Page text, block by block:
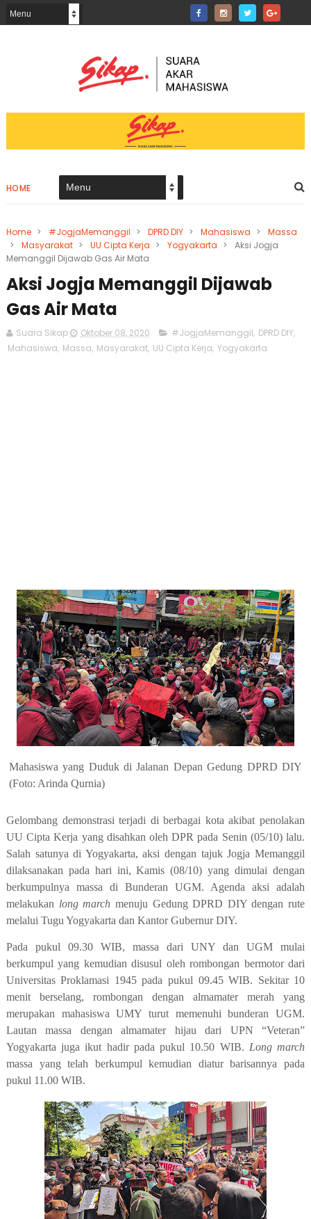
HOME
Home > #JogjaMemanggil > DPRD DIY > Mahasiswa >
Massa
>
Masyarakat > UU Cipta Kerja > Yogyakarta >
Aksi Jogja
Memanggil Dijawab Gas Air Mata
Aksi Jogja Memanggil Dijawab
Gas Air Mata
Suara Sikap Oktober 08, 2020 #JogjaMemanggil, DPRD DIY,
Mahasiswa, Massa, Masyarakat, UU Cipta Kerja, Yogyakarta
Mahasiswa yang Duduk di Jalanan Depan Gedung DPRD DIY
(Foto: Arinda Qurnia)
Gelombang demonstrasi terjadi di berbagai kota akibat penolakan
UU Cipta Kerja yang disahkan oleh DPR pada Senin (05/10) lalu.
Salah satunya di Yogyakarta, aksi dengan tajuk Jogja Memanggil
dilaksanakan pada hari ini, Kamis (08/10) yang dimulai dengan
berkumpulnya massa di Bunderan UGM. Agenda aksi adalah
melakukan long march menuju Gedung DPRD DIY dengan rute
melalui Tugu Yogyakarta dan Kantor Gubernur DIY.
Pada pukul 09.30 WIB, massa dari UNY dan UGM mulai
berkumpul yang kemudian disusul oleh rombongan bermotor dari
Universitas Proklamasi 1945 pada pukul 09.45 WIB. Sekitar 10
menit berselang, rombongan dengan almamater merah yang
merupakan mahasiswa UMY turut memenuhi bunderan UGM.
Lautan massa dengan almamater hijau dari UPN “Veteran”
Yogyakarta juga ikut hadir pada pukul 10.50 WIB. Long march
massa yang telah berkumpul kemudian diatur barisannya pada
pukul 11.00 WIB.